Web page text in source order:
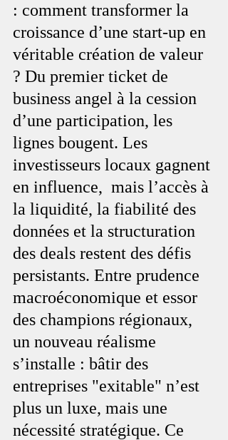
: comment transformer la
croissance d’une start-up en
véritable création de valeur
? Du premier ticket de
business angel à la cession
d’une participation, les
lignes bougent. Les
investisseurs locaux gagnent
en influence,  mais l’accès à
la liquidité, la fiabilité des
données et la structuration
des deals restent des défis
persistants. Entre prudence
macroéconomique et essor
des champions régionaux,
un nouveau réalisme
s’installe : bâtir des
entreprises "exitable" n’est
plus un luxe, mais une
nécessité stratégique. Ce